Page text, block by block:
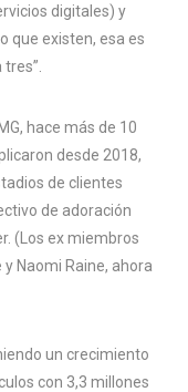
digitales) y
que existen, esa es
hace más de 10
desde 2018,
de clientes
de adoración
(Los ex miembros
Naomi Raine, ahora
un crecimiento
con 3,3 millones